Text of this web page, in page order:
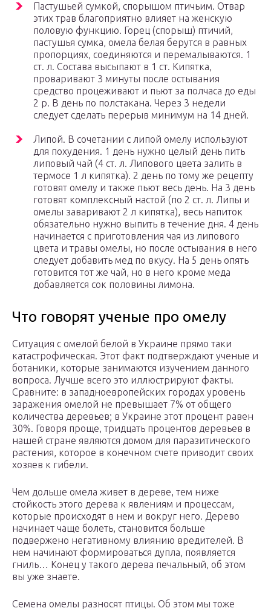
Пастушьей сумкой, спорышом птичьим. Отвар
этих трав благоприятно влияет на женскую
половую функцию. Горец (спорыш) птичий,
пастушья сумка, омела белая берутся в равных
пропорциях, соединяются и перемалываются. 1
ст. л. Состава высыпают в 1 ст. Кипятка,
проваривают 3 минуты после остывания
средство процеживают и пьют за полчаса до еды
2 р. В день по полстакана. Через 3 недели
следует сделать перерыв минимум на 14 дней.
Липой. В сочетании с липой омелу используют
для похудения. 1 день нужно целый день пить
липовый чай (4 ст. л. Липового цвета залить в
термосе 1 л кипятка). 2 день по тому же рецепту
готовят омелу и также пьют весь день. На 3 день
готовят комплексный настой (по 2 ст. л. Липы и
омелы заваривают 2 л кипятка), весь напиток
обязательно нужно выпить в течение дня. 4 день
начинается с приготовления чая из липового
цвета и травы омелы, но после остывания в него
следует добавить мед по вкусу. На 5 день опять
готовится тот же чай, но в него кроме меда
добавляется сок половины лимона.
Что говорят ученые про омелу
Ситуация с омелой белой в Украине прямо таки
катастрофическая. Этот факт подтверждают ученые и
ботаники, которые занимаются изучением данного
вопроса. Лучше всего это иллюстрируют факты.
Сравните: в западноевропейских городах уровень
заражения омелой не превышает 7% от общего
количества деревьев; в Украине этот процент равен
30%. Говоря проще, тридцать процентов деревьев в
нашей стране являются домом для паразитического
растения, которое в конечном счете приводит своих
хозяев к гибели.
Чем дольше омела живет в дереве, тем ниже
стойкость этого дерева к явлениям и процессам,
которые происходят в нем и вокруг него. Дерево
начинает чаще болеть, становится больше
подвержено негативному влиянию вредителей. В
нем начинают формироваться дупла, появляется
гниль… Конец у такого дерева печальный, об этом
вы уже знаете.
Семена омелы разносят птицы. Об этом мы тоже